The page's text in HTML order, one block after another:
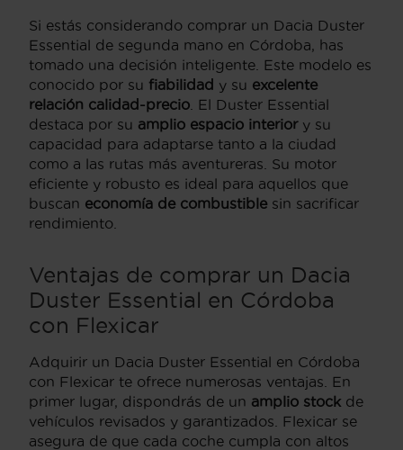
Si estás considerando comprar un Dacia Duster
Essential de segunda mano en Córdoba, has
tomado una decisión inteligente. Este modelo es
conocido por su fiabilidad y su excelente
relación calidad-precio . El Duster Essential
destaca por su amplio espacio interiory su
capacidad para adaptarse tanto a la ciudad
como a las rutas más aventureras. Su motor
eficiente y robusto es ideal para aquellos que
buscan economía de combustible sin sacrificar
rendimiento.
Ventajas de comprar un Dacia
Duster Essential en Córdoba
con Flexicar
Adquirir un Dacia Duster Essential en Córdoba
con Flexicar te ofrece numerosas ventajas. En
primer lugar, dispondrás de un amplio stock de
vehículos revisados y garantizados. Flexicar se
asegura de que cada coche cumpla con altos